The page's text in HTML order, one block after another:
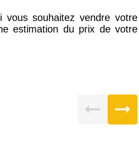
vous souhaitez vendre votre
estimation du prix de votre